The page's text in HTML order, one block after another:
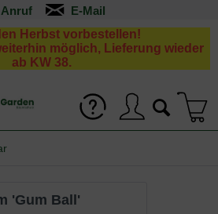
Anruf
Herbst vorbestellen!
möglich, Lieferung wieder
ab KW 38.
'Gum Ball'